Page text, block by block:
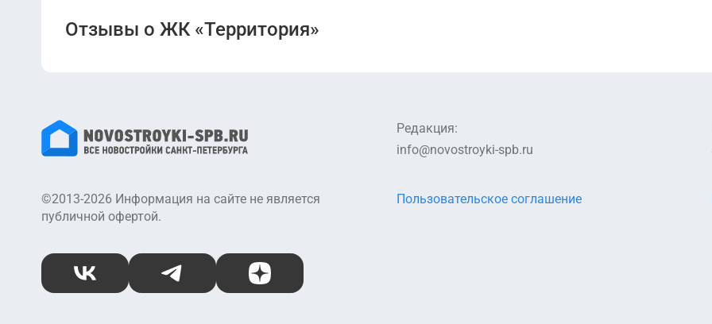
Отзывы о ЖК «Территория»
Редакция:
info@novostroyki-spb.ru
©2013-2026 Информация на сайте не является
публичной офертой.
Пользовательское соглашение
ВКонтакте Telegram Дзен